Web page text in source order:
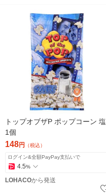
トップオブザP ポップコーン 塩
1個
148円 （税込）
ログイン&全額PayPay支払いで
4.5%
LOHACOから発送